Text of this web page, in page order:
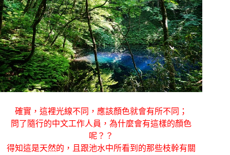
確實，這裡光線不同，應該顏色就會有所不同；
問了隨行的中文工作人員，為什麼會有這樣的顏色
呢？？
得知這是天然的，且跟池水中所看到的那些枝幹有關